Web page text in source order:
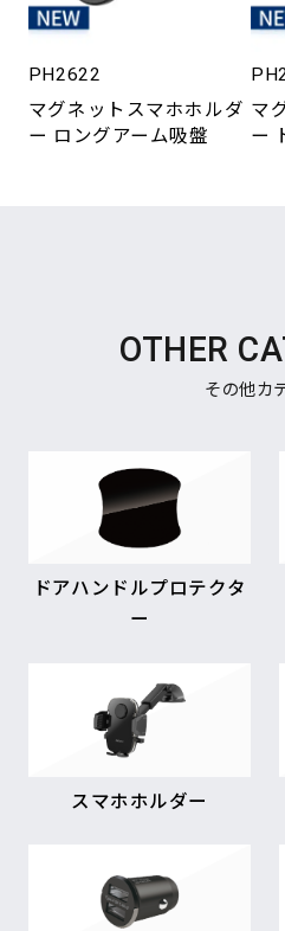
PH2622
マグネットスマホホルダ
ー ロングアーム吸盤
マ
ー
OTHER
その他カ
ドアハンドルプロテクタ
ー
スマホホルダー